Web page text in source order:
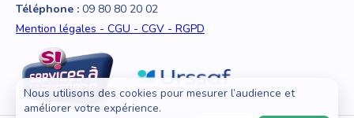
Téléphone : 09 80 80 20 02
Mention légales - CGU - CGV - RGPD
Nous utilisons des cookies pour mesurer l’audience et
améliorer votre expérience.